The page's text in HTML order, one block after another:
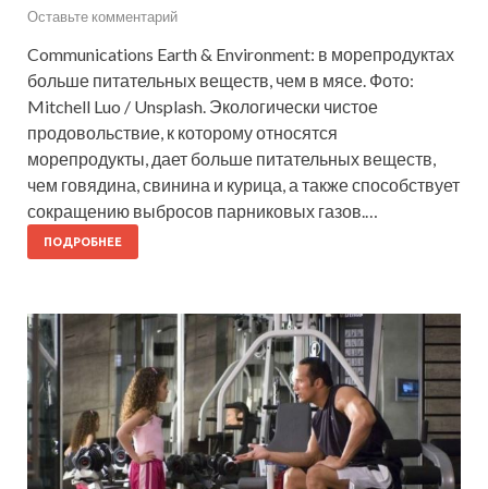
Оставьте комментарий
Communications Earth & Environment: в морепродуктах
больше питательных веществ, чем в мясе. Фото:
Mitchell Luo / Unsplash. Экологически чистое
продовольствие, к которому относятся
морепродукты, дает больше питательных веществ,
чем говядина, свинина и курица, а также способствует
сокращению выбросов парниковых газов.…
ПОДРОБНЕЕ